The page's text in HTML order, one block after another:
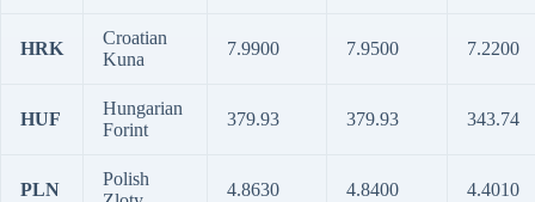
HRK
Croatian
Kuna
7.9900 7.9500 7.2200
HUF
Hungarian
Forint
379.93 379.93 343.74
PLN
Polish
4.8630 4.8400 4.4010